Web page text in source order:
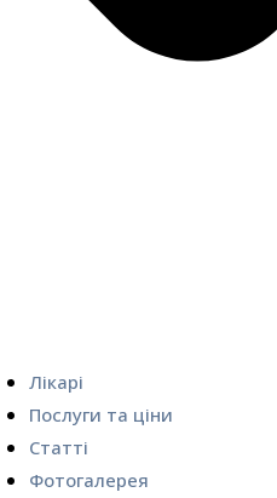
Лікарі
Послуги та ціни
Статті
Фотогалерея